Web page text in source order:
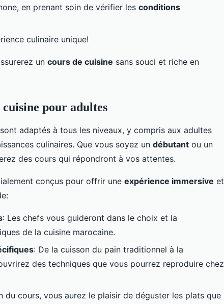
en prenant soin de vérifier les conditions
culinaire unique!
un cours de cuisine sans souci et riche en
cuisine pour adultes
adaptés à tous les niveaux, y compris aux adultes
culinaires. Que vous soyez un débutant ou un
des cours qui répondront à vos attentes.
conçus pour offrir une expérience immersive et
: Les chefs vous guideront dans le choix et la
de la cuisine marocaine.
: De la cuisson du pain traditionnel à la
des techniques que vous pourrez reproduire chez
du cours, vous aurez le plaisir de déguster les plats que